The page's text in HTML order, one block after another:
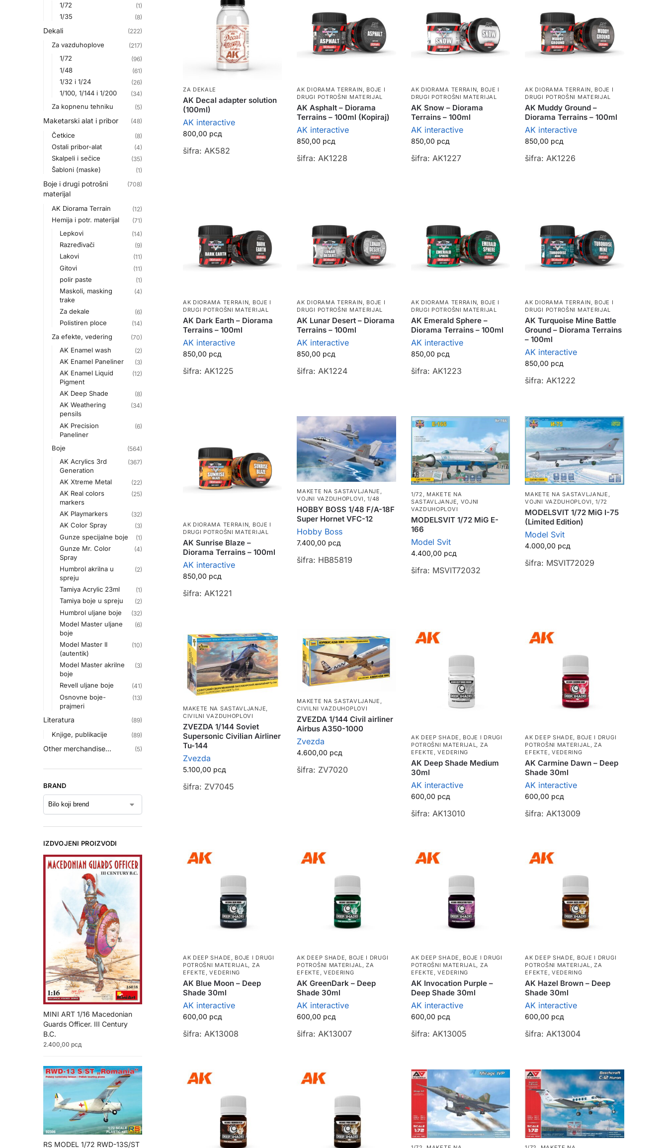
ZA DEKALE
AK Decal adapter solution
(100ml)
AK interactive
800,00 рсд
šifra: AK582
AK DIORAMA TERRAIN, BOJE I
DRUGI POTROŠNI MATERIJAL
AK Asphalt – Diorama
Terrains – 100ml (Kopiraj)
AK interactive
850,00 рсд
šifra: AK1228
AK DIORAMA TERRAIN, BOJE I
DRUGI POTROŠNI MATERIJAL
AK Snow – Diorama
Terrains – 100ml
AK interactive
850,00 рсд
šifra: AK1227
AK DIORAMA TERRAIN, BOJE I
DRUGI POTROŠNI MATERIJAL
AK Muddy Ground –
Diorama Terrains – 100ml
AK interactive
850,00 рсд
šifra: AK1226
AK DIORAMA TERRAIN, BOJE I
DRUGI POTROŠNI MATERIJAL
AK Dark Earth – Diorama
Terrains – 100ml
AK interactive
850,00 рсд
šifra: AK1225
AK DIORAMA TERRAIN, BOJE I
DRUGI POTROŠNI MATERIJAL
AK Lunar Desert – Diorama
Terrains – 100ml
AK interactive
850,00 рсд
šifra: AK1224
AK DIORAMA TERRAIN, BOJE I
DRUGI POTROŠNI MATERIJAL
AK Emerald Sphere –
Diorama Terrains – 100ml
AK interactive
850,00 рсд
šifra: AK1223
AK DIORAMA TERRAIN, BOJE I
DRUGI POTROŠNI MATERIJAL
AK Turquoise Mine Battle
Ground – Diorama Terrains
– 100ml
AK interactive
850,00 рсд
šifra: AK1222
AK DIORAMA TERRAIN, BOJE I
DRUGI POTROŠNI MATERIJAL
AK Sunrise Blaze –
Diorama Terrains – 100ml
AK interactive
850,00 рсд
šifra: AK1221
MAKETE NA SASTAVLJANJE ,
VOJNI VAZDUHOPLOVI ,1/48
HOBBY BOSS 1/48 F/A-18F
Super Hornet VFC-12
Hobby Boss
7.400,00 рсд
šifra: HB85819
1/72
MAKETE NA
SASTAVLJANJE
VOJNI
VAZDUHOPLOVI
MODELSVIT 1/72 MiG E-
166
Model Svit
4.400,00 рсд
šifra: MSVIT72032
MAKETE NA SASTAVLJANJE
VOJNI VAZDUHOPLOVI
,1/72
MODELSVIT 1/72 MiG I-75
(Limited Edition)
Model Svit
4.000,00 рсд
šifra: MSVIT72029
MAKETE NA SASTAVLJANJE,
CIVILNI VAZDUHOPLOVI
ZVEZDA 1/144 Soviet
Supersonic Civilian Airliner
Tu-144
Zvezda
5.100,00 рсд
šifra: ZV7045
MAKETE NA SASTAVLJANJE
CIVILNI VAZDUHOPLOVI
ZVEZDA 1/144 Civil airliner
Airbus A350-1000
Zvezda
4.600,00 рсд
šifra: ZV7020
AK DEEP SHADE , BOJE I DRUGI
POTROŠNI MATERIJAL, ZA
EFEKTE, VEDERING
AK Deep Shade Medium
30ml
AK interactive
600,00 рсд
šifra: AK13010
AK DEEP SHADE, BOJE I DRUGI
POTROŠNI MATERIJAL,ZA
EFEKTE, VEDERING
AK Carmine Dawn – Deep
Shade 30ml
AK interactive
600,00 рсд
šifra: AK13009
AK DEEP SHADE , BOJE I DRUGI
POTROŠNI MATERIJAL, ZA
EFEKTE, VEDERING
AK Blue Moon – Deep
Shade 30ml
AK interactive
600,00 рсд
šifra: AK13008
AK DEEP SHADE, BOJE I DRUGI
POTROŠNI MATERIJAL,ZA
EFEKTE, VEDERING
AK GreenDark – Deep
Shade 30ml
AK interactive
600,00 рсд
šifra: AK13007
AK DEEP SHADE , BOJE I DRUGI
POTROŠNI MATERIJAL, ZA
EFEKTE, VEDERING
AK Invocation Purple –
Deep Shade 30ml
AK interactive
600,00 рсд
šifra: AK13005
AK DEEP SHADE, BOJE I DRUGI
POTROŠNI MATERIJAL,ZA
EFEKTE, VEDERING
AK Hazel Brown – Deep
Shade 30ml
AK interactive
600,00 рсд
šifra: AK13004
1/72 (1)
1/35 (8)
Dekali (222)
Za vazduhoplove (217)
1/72 (96)
1/48 (61)
1/32 i 1/24 (26)
1/100, 1/144 i 1/200 (34)
Za kopnenu tehniku (5)
Maketarski alat i pribor (48)
Četkice (8)
Ostali pribor-alat (4)
Skalpeli i sečice (35)
Šabloni (maske) (1)
Boje i drugi potrošni
materijal
(708)
AK Diorama Terrain (12)
Hemija i potr. materijal (71)
Lepkovi (14)
Razređivači (9)
Lakovi (11)
Gitovi (11)
polir paste (1)
Maskoli, masking
trake
(4)
Za dekale (6)
Polistiren ploce (14)
Za efekte, vedering (70)
AK Enamel wash (2)
AK Enamel Paneliner (3)
AK Enamel Liquid
Pigment
(12)
AK Deep Shade (8)
AK Weathering
pensils
(34)
AK Precision
Paneliner
(6)
Boje (564)
AK Acrylics 3rd
Generation
(367)
AK Xtreme Metal (22)
AK Real colors
markers
(25)
AK Playmarkers (32)
AK Color Spray (3)
Gunze specijalne boje (1)
Gunze Mr. Color
Spray
(4)
Humbrol akrilna u
spreju
(2)
Tamiya Acrylic 23ml (1)
Tamiya boje u spreju (2)
Humbrol uljane boje (32)
Model Master uljane
boje
(6)
Model Master II
(autentik)
(10)
Model Master akrilne
boje
(3)
Revell uljane boje (41)
Osnovne boje-
prajmeri
(13)
Literatura (89)
Knjige, publikacije (89)
Other merchandise... (5)
BRAND
IZDVOJENI PROIZVODI
MINI ART 1/16 Macedonian
Guards Officer. III Century
B.C.
2.400,00 рсд
RS MODEL 1/72 RWD-13S/ST